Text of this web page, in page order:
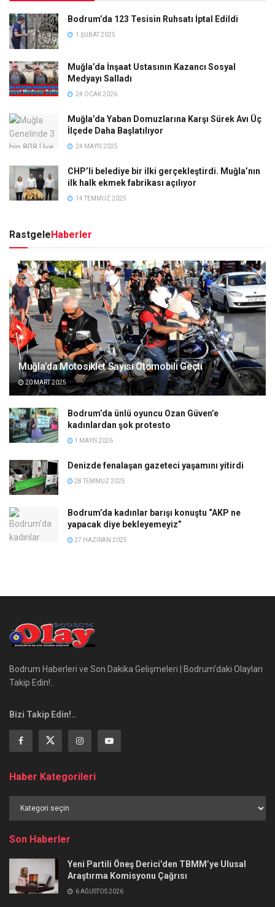
Bodrum’da 123 Tesisin Ruhsatı İptal Edildi
1 ŞUBAT 2025
Muğla’da İnşaat Ustasının Kazancı Sosyal
Medyayı Salladı
24 OCAK 2026
Muğla’da Yaban Domuzlarına Karşı Sürek Avı Üç
İlçede Daha Başlatılıyor
24 MAYIS 2025
CHP’li belediye bir ilki gerçekleştirdi. Muğla’nın
ilk halk ekmek fabrikası açılıyor
14 TEMMUZ 2025
RastgeleHaberler
Muğla’da Motosiklet Sayısı Otomobili Geçti
20 MART 2025
Bodrum’da ünlü oyuncu Ozan Güven’e
kadınlardan şok protesto
1 MAYIS 2026
Denizde fenalaşan gazeteci yaşamını yitirdi
28 TEMMUZ 2025
Bodrum’da kadınlar barışı konuştu “AKP ne
yapacak diye bekleyemeyiz”
27 HAZIRAN 2025
Bodrum Haberleri ve Son Dakika Gelişmeleri | Bodrum’daki Olayları
Takip Edin!..
Bizi Takip Edin!..
Haber Kategorileri
Kategorileri
Son Haberler
Yeni Partili Öneş Derici’den TBMM’ye Ulusal
Araştırma Komisyonu Çağrısı
6 AĞUSTOS 2026